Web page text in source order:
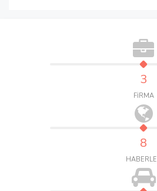
3
FİRMA
8